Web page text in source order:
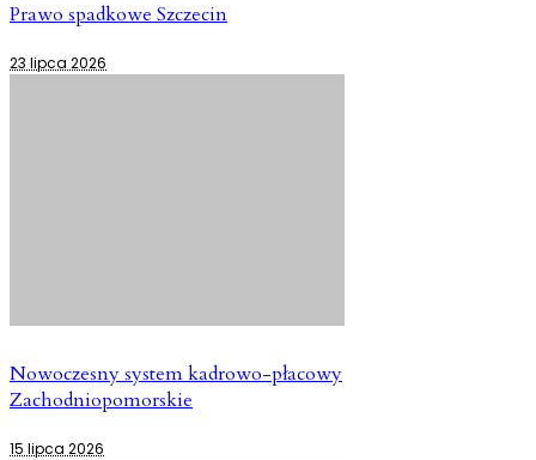
Prawo spadkowe Szczecin
23 lipca 2026
Nowoczesny system kadrowo-płacowy
Zachodniopomorskie
15 lipca 2026